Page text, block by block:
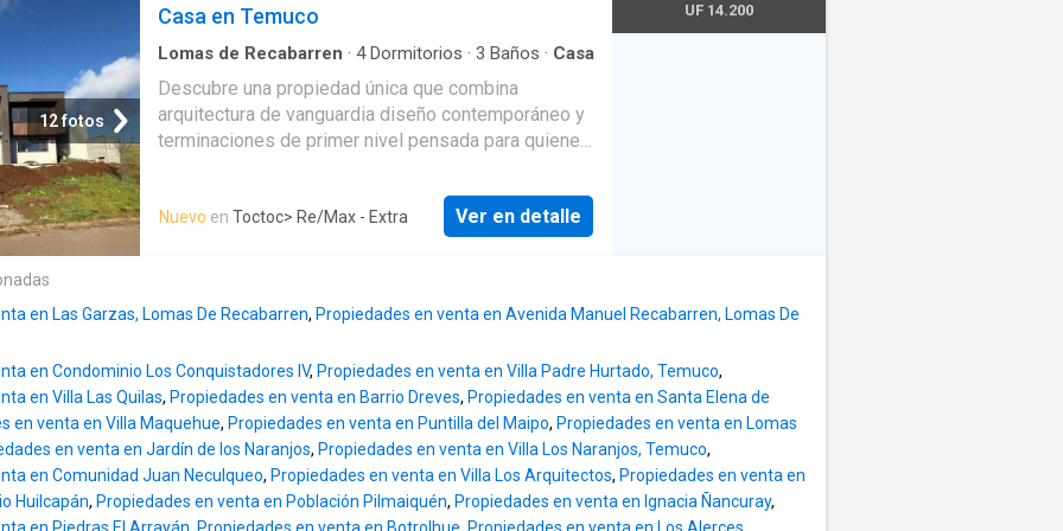
+569 74450085
electrodomésticos de excelente calidad. Posee
pisos nuevos iluminación LED en todos sus
espacios y una amplia terraza techada con sector
quincho además de bodega reja automática y
muchas otras características que hacen de esta
casa una excelente opción. La propiedad se
ofrece espacios amplios y cómodos ideales para
una familia numerosa. Tiene orientación norponiente
un rápido acceso tanto al centro de Temuco como al
amoblada y equipada con
12 fotos
Casa en Temuco
Lomas de Recabarren · 4Dormitorios · 3 Baños · Casa
Descubre una propiedad única que combina
arquitectura de vanguardia diseño contemporáneo y
terminaciones de primer nivel pensada para quienes
vida. Su imponente fachada de líneas rectas
elegantes volúmenes y una armónica combinación
sectores residenciales más exclusivos. Con una
ofrece 4 amplios dormitorios donde el dormitorio
principal se convierte en un verdadero refugio
privado gracias a su baño en suite y un cómodo
walking closet diseñados para brindar privacidad y
funcionalidad. La propiedad dispone de 3 baños
incluyendo un práctico baño de visitas. El corazón de
Nuevo en Toctoc> Re/Max - Extra Ver en detalle
UF 14.200
en Las Garzas, Lomas De Recabarren, Propiedades en venta en Avenida Manuel Recabarren, Lomas De
en Condominio Los Conquistadores IV, Propiedades en venta en Villa Padre Hurtado, Temuco,
en Villa Las Quilas, Propiedades en venta en Barrio Dreves, Propiedades en venta en Santa Elena de
en venta en Villa Maquehue, Propiedades en venta en Puntilla del Maipo, Propiedades en venta en Lomas
en venta en Jardín de los Naranjos, Propiedades en venta en Villa Los Naranjos, Temuco,
en Comunidad Juan Neculqueo, Propiedades en venta en Villa Los Arquitectos, Propiedades en venta en
Huilcapán, Propiedades en venta en Población Pilmaiquén, Propiedades en venta en Ignacia Ñancuray,